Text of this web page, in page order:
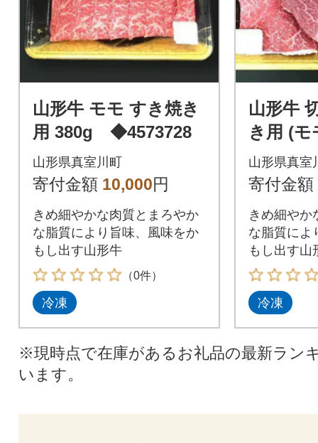
山形牛 モモ すき焼き
用 380g ◆4573728
山形県真室川町
寄付金額 10,000円
きめ細やかな肉質とまろやか
な脂質により旨味、風味をか
もし出す山形牛
（0件）
冷凍
山形牛
き用 (モ
ラ
山形県真室
寄付金額
きめ細やか
な脂質によ
もし出す山
冷凍
※現時点で在庫があるお礼品の最新ラン
います。